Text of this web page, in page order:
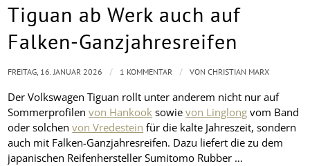
Tiguan ab Werk auch auf
Falken-Ganzjahresreifen
Der Volkswagen Tiguan rollt unter anderem nicht nur auf
Sommerprofilenvon Hankook sowievon Linglong vom Band
oder solchenvon Vredestein für die kalte Jahreszeit, sondern
auch mit Falken-Ganzjahresreifen. Dazu liefert die zu dem
japanischen Reifenhersteller Sumitomo Rubber …
FREITAG, 16. JANUAR 2026 / 1 KOMMENTAR / VONCHRISTIAN MARX